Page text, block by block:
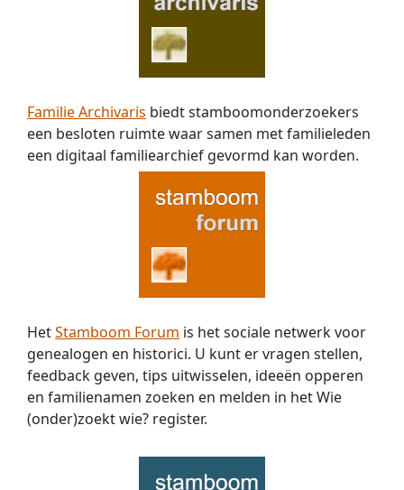
Familie Archivaris biedt stamboomonderzoekers
een besloten ruimte waar samen met familieleden
een digitaal familiearchief gevormd kan worden.
HetStamboom Forum is het sociale netwerk voor
genealogen en historici. U kunt er vragen stellen,
feedback geven, tips uitwisselen, ideeën opperen
en familienamen zoeken en melden in het Wie
(onder)zoekt wie? register.